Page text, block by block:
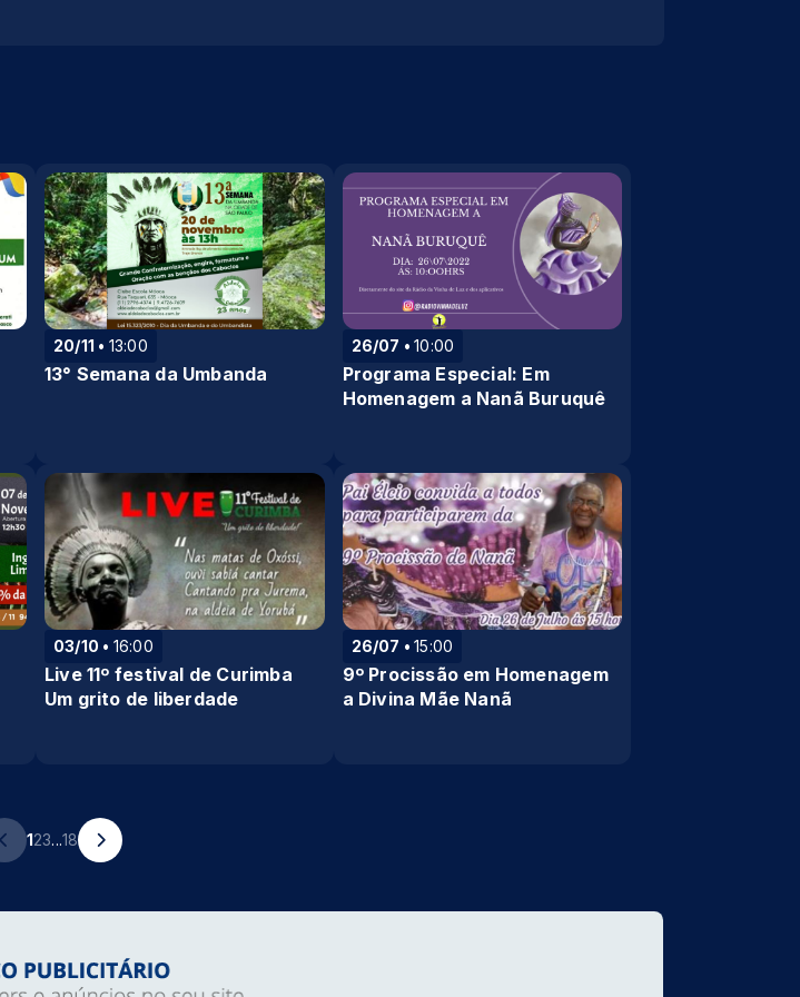
20/11 13:00
13° Semana da Umbanda
26/07 10:00
Programa Especial: Em
Homenagem a Nanã Buruquê
03/10 16:00
Live 11º festival de Curimba
Um grito de liberdade
26/07 15:00
9º Procissão em Homenagem
a Divina Mãe Nanã
123...18